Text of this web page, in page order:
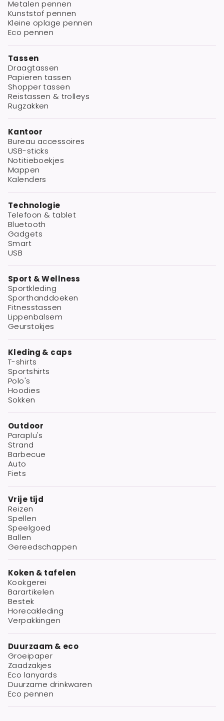
Metalen pennen
Kunststof pennen
Kleine oplage pennen
Eco pennen
Tassen
Draagtassen
Papieren tassen
Shopper tassen
Reistassen & trolleys
Rugzakken
Kantoor
Bureau accessoires
USB-sticks
Notitieboekjes
Mappen
Kalenders
Technologie
Telefoon & tablet
Bluetooth
Gadgets
Smart
USB
Sport & Wellness
Sportkleding
Sporthanddoeken
Fitnesstassen
Lippenbalsem
Geurstokjes
Kleding & caps
T-shirts
Sportshirts
Polo's
Hoodies
Sokken
Outdoor
Paraplu's
Strand
Barbecue
Auto
Fiets
Vrije tijd
Reizen
Spellen
Speelgoed
Ballen
Gereedschappen
Koken & tafelen
Kookgerei
Barartikelen
Bestek
Horecakleding
Verpakkingen
Duurzaam & eco
Groeipaper
Zaadzakjes
Eco lanyards
Duurzame drinkwaren
Eco pennen